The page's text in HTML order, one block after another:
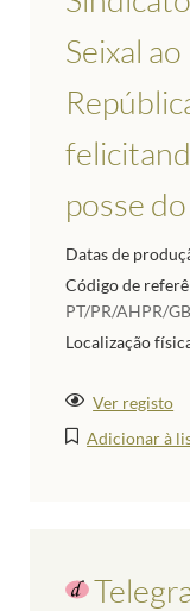
Seixal
posse
Datas de
Código de
PT/PR/AHPR/
Localização
Ver registo
Adicionar à